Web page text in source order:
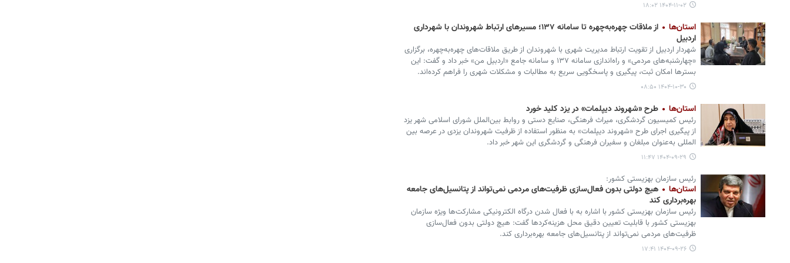
۱۴۰۴-۱۱-۰۲ ۱۸:۰۲
استان‌ها
از ملاقات چهره‌به‌چهره تا سامانه ۱۳۷؛ مسیرهای ارتباط شهروندان با شهرداری
اردبیل
شهردار اردبیل از تقویت ارتباط مدیریت شهری با شهروندان از طریق ملاقات‌های چهره‌به‌چهره، برگزاری
«چهارشنبه‌های مردمی» و راه‌اندازی سامانه ۱۳۷ و سامانه جامع «اردبیل من» خبر داد و گفت: این
بسترها امکان ثبت، پیگیری و پاسخگویی سریع به مطالبات و مشکلات شهری را فراهم کرده‌اند.
۱۴۰۴-۱۰-۳۰ ۰۸:۵۰
استان‌ها طرح «شهروند دیپلمات» در یزد کلید خورد
رئیس کمیسیون گردشگری، میراث فرهنگی، صنایع دستی و روابط بین‌الملل شورای اسلامی شهر یزد
از پیگیری اجرای طرح «شهروند دیپلمات» به منظور استفاده از ظرفیت شهروندان یزدی در عرصه بین
المللی به‌عنوان مبلغان و سفیران فرهنگی و گردشگری این شهر خبر داد.
۱۴۰۴-۰۹-۲۹ ۱۱:۴۷
رئیس سازمان بهزیستی کشور:
استان‌ها
هیچ دولتی بدون فعال‌سازی ظرفیت‌های مردمی نمی‌تواند از پتانسیل‌های جامعه
بهره‌برداری کند
رئیس سازمان بهزیستی کشور با اشاره به با فعال شدن درگاه الکترونیکی مشارکت‌ها ویژه سازمان
بهزیستی کشور با قابلیت تعیین دقیق محل هزینه‌کردها گفت: هیچ دولتی بدون فعال‌سازی
ظرفیت‌های مردمی نمی‌تواند از پتانسیل‌های جامعه بهره‌برداری کند.
۱۴۰۴-۰۹-۲۶ ۱۷:۴۱